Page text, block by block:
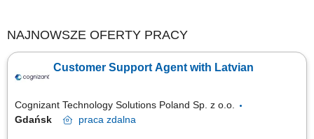
NAJNOWSZE OFERTY PRACY
Customer Support Agent with Latvian
Cognizant Technology Solutions Poland Sp. z o.o.
Gdańsk
praca zdalna